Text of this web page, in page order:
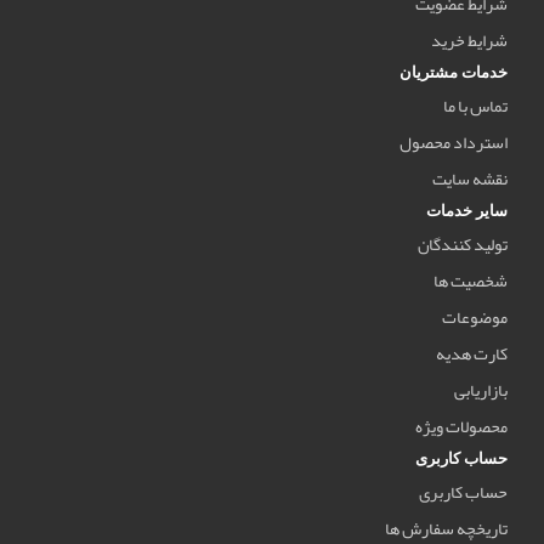
شرایط خرید
خدمات مشتریان
تماس با ما
استرداد محصول
نقشه سایت
سایر خدمات
تولید کنندگان
شخصیت ها
موضوعات
کارت هدیه
بازاریابی
محصولات ویژه
حساب کاربری
حساب کاربری
تاریخچه سفارش ها